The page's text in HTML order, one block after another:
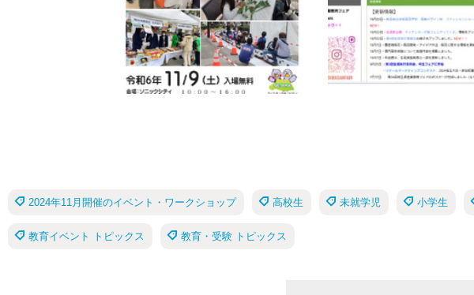
2024年11月開催のイベント・ワークショップ 高校生 未就学児 小学生
教育イベント トピックス 教育・受験 トピックス